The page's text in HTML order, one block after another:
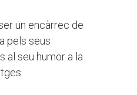
un encàrrec de
pels seus
al seu humor a la